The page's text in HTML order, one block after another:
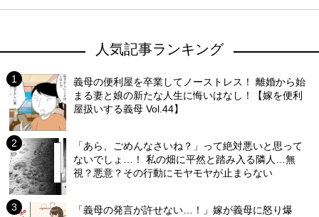
人気記事ランキング
義母の便利屋を卒業してノーストレス！ 離婚から始
まる妻と娘の新たな人生に悔いはなし！【嫁を便利
屋扱いする義母 Vol.44】
「あら、ごめんなさいね？」って絶対悪いと思って
ないでしょ…！ 私の畑に平然と踏み入る隣人…無
視？悪意？その行動にモヤモヤが止まらない
「義母の発言が許せない…！」嫁が義母に怒り爆